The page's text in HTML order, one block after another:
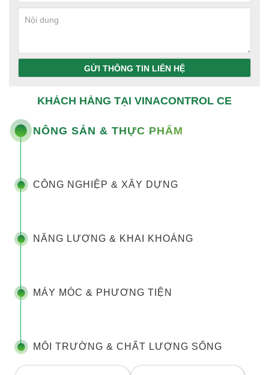
GỬI THÔNG TIN LIÊN HỆ
KHÁCH HÀNG TẠI VINACONTROL CE
NÔNG SẢN & THỰC PHẨM
CÔNG NGHIỆP & XÂY DỰNG
NĂNG LƯỢNG & KHAI KHOÁNG
MÁY MÓC & PHƯƠNG TIỆN
MÔI TRƯỜNG & CHẤT LƯỢNG SỐNG